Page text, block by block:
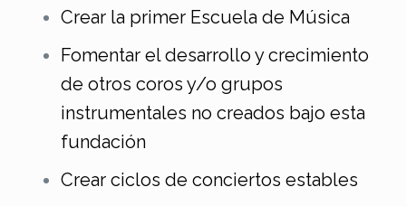
Crear la primer Escuela de Música
Fomentar el desarrollo y crecimiento
de otros coros y/o grupos
instrumentales no creados bajo esta
fundación
Crear ciclos de conciertos estables